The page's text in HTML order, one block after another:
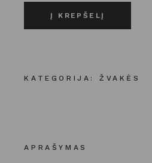
Į KREPŠELĮ
KATEGORIJA: ŽVAKĖS
APRAŠYMAS